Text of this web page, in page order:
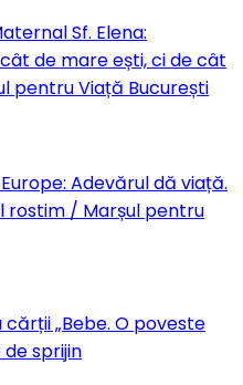
Sf. Elena:
de mare ești, ci de cât
pentru Viață București
Adevărul dă viață.
rostim / Marșul pentru
„Bebe. O poveste
sprijin